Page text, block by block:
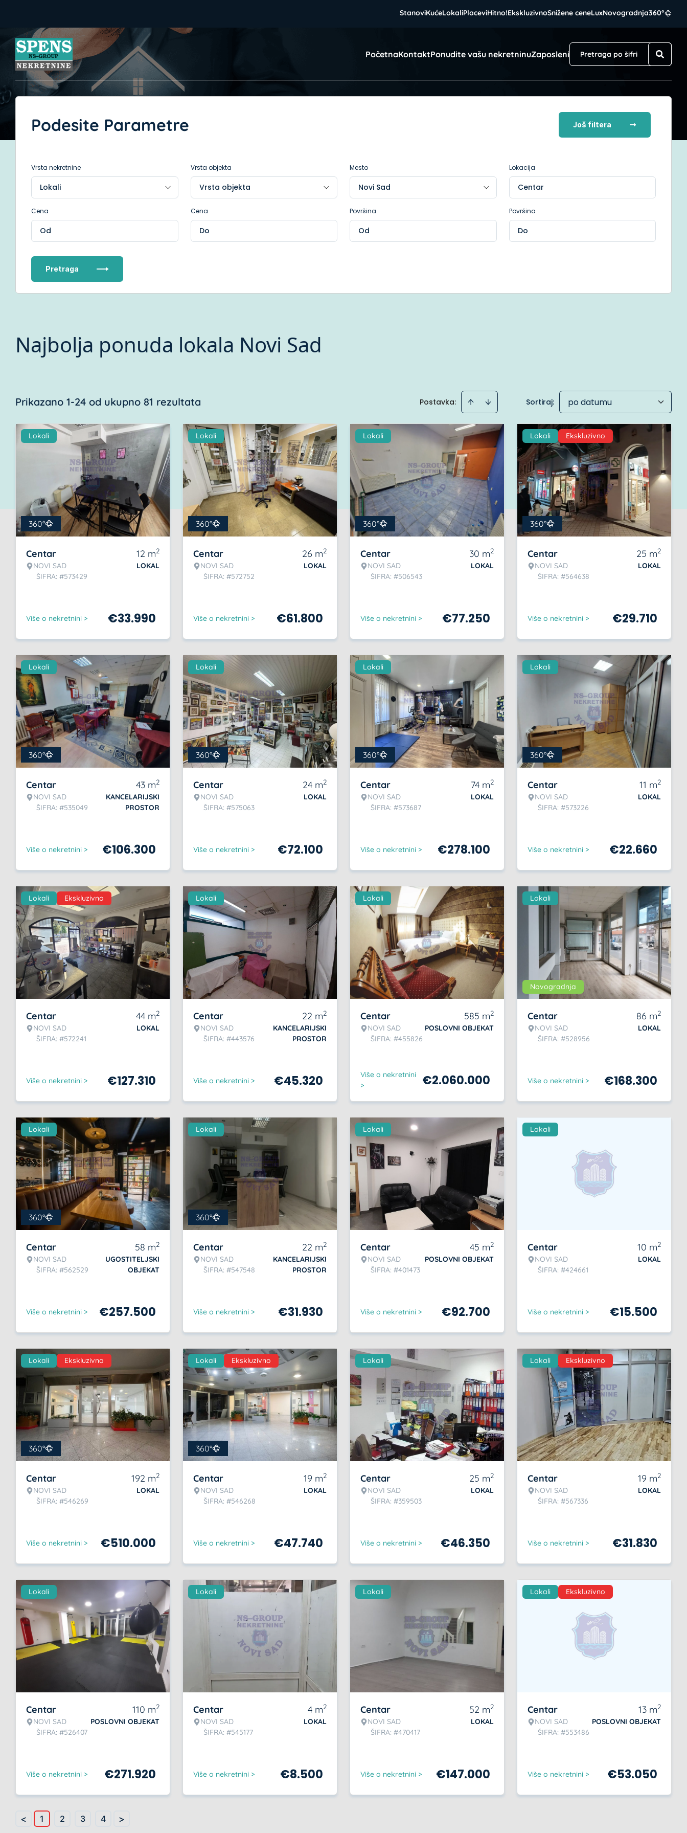
StanoviKućeLokaliPlaceviHitno!EkskluzivnoSnižene ceneLuxNovogradnja360°
PočetnaKontaktPonudite vašu nekretninuZaposleni
Podesite Parametre Još filtera
Vrsta nekretnine Vrsta objekta Mesto Lokacija
Centar
Cena Cena Površina Površina
Pretraga
Najbolja ponuda lokala Novi Sad
Prikazano 1-24 od ukupno 81 rezultata Postavka: Sortiraj: po datumu
Lokali
360°
Centar
NOVI SAD
ŠIFRA: #573429
12 m2
LOKAL
Više o nekretnini > €33.990
Lokali
360°
Centar
NOVI SAD
ŠIFRA: #572752
26 m2
LOKAL
Više o nekretnini > €61.800
Lokali
360°
Centar
NOVI SAD
ŠIFRA: #506543
30 m2
LOKAL
Više o nekretnini > €77.250
Lokali Ekskluzivno
360°
Centar
NOVI SAD
ŠIFRA: #564638
25 m2
LOKAL
Više o nekretnini > €29.710
Lokali
360°
Centar
NOVI SAD
ŠIFRA: #535049
43 m2
KANCELARIJSKI
PROSTOR
Više o nekretnini > €106.300
Lokali
360°
Centar
NOVI SAD
ŠIFRA: #575063
24 m2
LOKAL
Više o nekretnini > €72.100
Lokali
360°
Centar
NOVI SAD
ŠIFRA: #573687
74 m2
LOKAL
Više o nekretnini > €278.100
Lokali
360°
Centar
NOVI SAD
ŠIFRA: #573226
11 m2
LOKAL
Više o nekretnini > €22.660
Lokali Ekskluzivno
Centar
NOVI SAD
ŠIFRA: #572241
44 m2
LOKAL
Više o nekretnini > €127.310
Lokali
Centar
NOVI SAD
ŠIFRA: #443576
22 m2
KANCELARIJSKI
PROSTOR
Više o nekretnini > €45.320
Lokali
Centar
NOVI SAD
ŠIFRA: #455826
585 m2
POSLOVNI OBJEKAT
Više o nekretnini
>
€2.060.000
Lokali
Novogradnja
Centar
NOVI SAD
ŠIFRA: #528956
86 m2
LOKAL
Više o nekretnini > €168.300
Lokali
360°
Centar
NOVI SAD
ŠIFRA: #562529
58 m2
UGOSTITELJSKI
OBJEKAT
Više o nekretnini > €257.500
Lokali
360°
Centar
NOVI SAD
ŠIFRA: #547548
22 m2
KANCELARIJSKI
PROSTOR
Više o nekretnini > €31.930
Lokali
Centar
NOVI SAD
ŠIFRA: #401473
45 m2
POSLOVNI OBJEKAT
Više o nekretnini > €92.700
Lokali
Centar
NOVI SAD
ŠIFRA: #424661
10 m2
LOKAL
Više o nekretnini > €15.500
Lokali Ekskluzivno
360°
Centar
NOVI SAD
ŠIFRA: #546269
192 m2
LOKAL
Više o nekretnini > €510.000
Lokali Ekskluzivno
360°
Centar
NOVI SAD
ŠIFRA: #546268
19 m2
LOKAL
Više o nekretnini > €47.740
Lokali
Centar
NOVI SAD
ŠIFRA: #359503
25 m2
LOKAL
Više o nekretnini > €46.350
Lokali Ekskluzivno
Centar
NOVI SAD
ŠIFRA: #567336
19 m2
LOKAL
Više o nekretnini > €31.830
Lokali
Centar
NOVI SAD
ŠIFRA: #526407
110 m2
POSLOVNI OBJEKAT
Više o nekretnini > €271.920
Lokali
Centar
NOVI SAD
ŠIFRA: #545177
4 m2
LOKAL
Više o nekretnini > €8.500
Lokali
Centar
NOVI SAD
ŠIFRA: #470417
52 m2
LOKAL
Više o nekretnini > €147.000
Lokali Ekskluzivno
Centar
NOVI SAD
ŠIFRA: #553486
13 m2
POSLOVNI OBJEKAT
Više o nekretnini > €53.050
< 1 2 3 4 >